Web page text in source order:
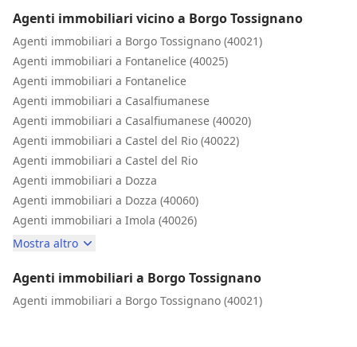
Agenti immobiliari vicino a Borgo Tossignano
Agenti immobiliari a Borgo Tossignano (40021)
Agenti immobiliari a Fontanelice (40025)
Agenti immobiliari a Fontanelice
Agenti immobiliari a Casalfiumanese
Agenti immobiliari a Casalfiumanese (40020)
Agenti immobiliari a Castel del Rio (40022)
Agenti immobiliari a Castel del Rio
Agenti immobiliari a Dozza
Agenti immobiliari a Dozza (40060)
Agenti immobiliari a Imola (40026)
Mostra altro
Agenti immobiliari a Borgo Tossignano
Agenti immobiliari a Borgo Tossignano (40021)